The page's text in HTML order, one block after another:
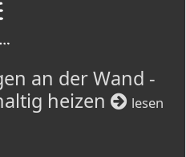
an der Wand -
heizen
lesen